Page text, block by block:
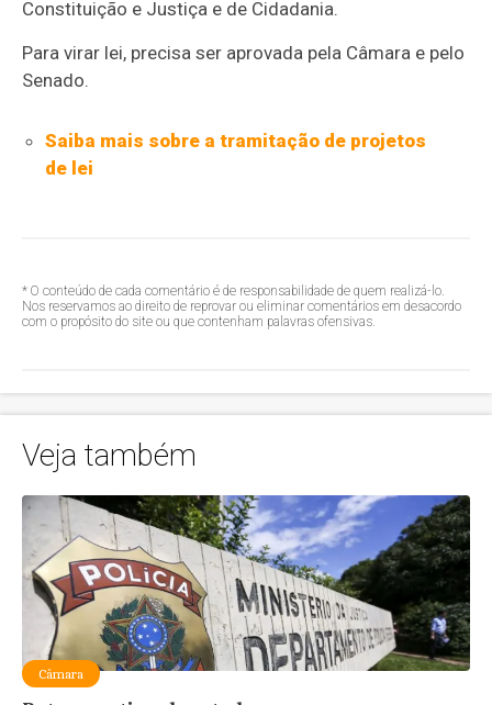
Constituição e Justiça e de Cidadania.
Para virar lei, precisa ser aprovada pela Câmara e pelo
Senado.
Saiba mais sobre a tramitação de projetos
de lei
* O conteúdo de cada comentário é de responsabilidade de quem realizá-lo.
Nos reservamos ao direito de reprovar ou eliminar comentários em desacordo
com o propósito do site ou que contenham palavras ofensivas.
Veja também
Câmara